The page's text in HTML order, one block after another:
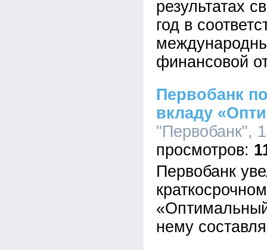
результатах
год в
финансовой
Первобанк
вкладу
"Первобанк",
Первобанк
нему